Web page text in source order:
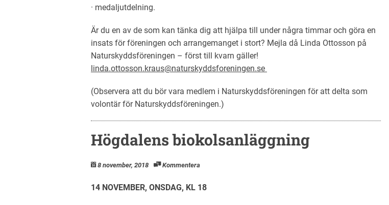
· medaljutdelning.
Är du en av de som kan tänka dig att hjälpa till under några timmar och göra en
insats för föreningen och arrangemanget i stort? Mejla då Linda Ottosson på
Naturskyddsföreningen – först till kvarn gäller!
linda.ottosson.kraus@naturskyddsforeningen.se
(Observera att du bör vara medlem i Naturskyddsföreningen för att delta som
volontär för Naturskyddsföreningen.)
Högdalens biokols­anläggning
8 november, 2018 Kommentera
14 NOVEMBER, ONSDAG, KL 18